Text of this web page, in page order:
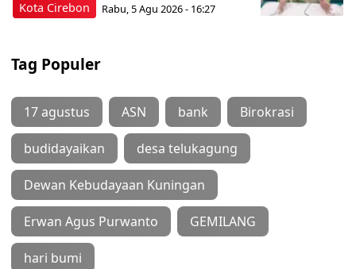
Kota Cirebon Rabu, 5 Agu 2026 - 16:27
Tag Populer
17 agustus ASN bank Birokrasi
budidayaikan desa telukagung
Dewan Kebudayaan Kuningan
Erwan Agus Purwanto GEMILANG
hari bumi